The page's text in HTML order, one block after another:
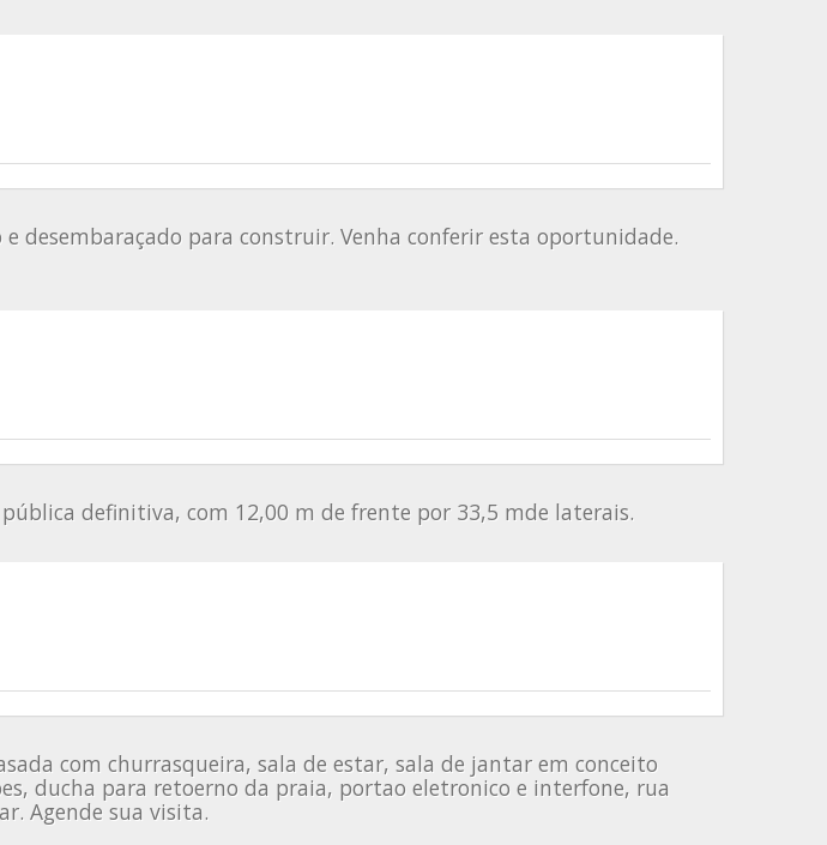
desembaraçado para construir. Venha conferir esta oportunidade.
definitiva, com 12,00 m de frente por 33,5 mde laterais.
com churrasqueira, sala de estar, sala de jantar em conceito
ducha para retoerno da praia, portao eletronico e interfone, rua
Agende sua visita.